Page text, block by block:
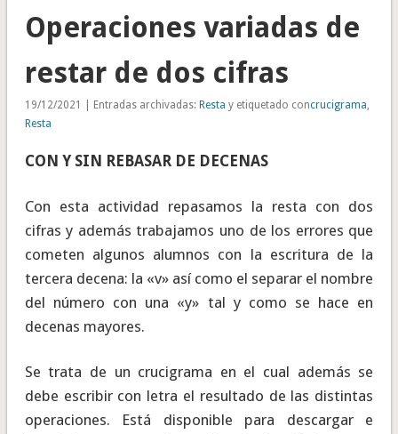
Operaciones variadas de
restar de dos cifras
19/12/2021 | Entradas archivadas: Resta y etiquetado concrucigrama,
Resta
CON Y SIN REBASAR DE DECENAS
Con esta actividad repasamos la resta con dos
cifras y además trabajamos uno de los errores que
cometen algunos alumnos con la escritura de la
tercera decena: la «v» así como el separar el nombre
del número con una «y» tal y como se hace en
decenas mayores.
Se trata de un crucigrama en el cual además se
debe escribir con letra el resultado de las distintas
operaciones. Está disponible para descargar e